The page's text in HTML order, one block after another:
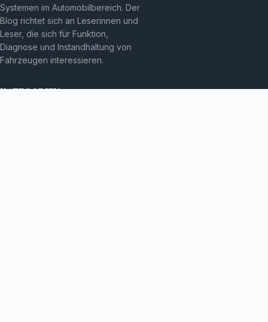
Systemen im Automobilbereich. Der
Blog richtet sich an Leserinnen und
Leser, die sich für Funktion,
Diagnose und Instandhaltung von
Fahrzeugen interessieren.
KATEGORIEN